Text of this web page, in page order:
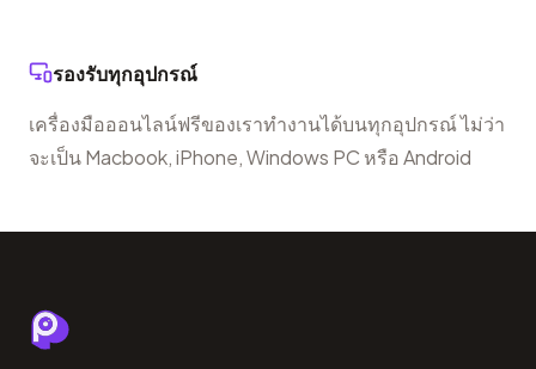
รองรับทุกอุปกรณ์
เครื่องมือออนไลน์ฟรีของเราทำงานได้บนทุกอุปกรณ์ ไม่ว่า
จะเป็น Macbook, iPhone, Windows PC หรือ Android